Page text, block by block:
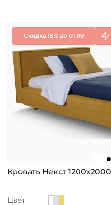
Скидка 15% до 01.09
Кровать Некст 1200х2000
Цвет